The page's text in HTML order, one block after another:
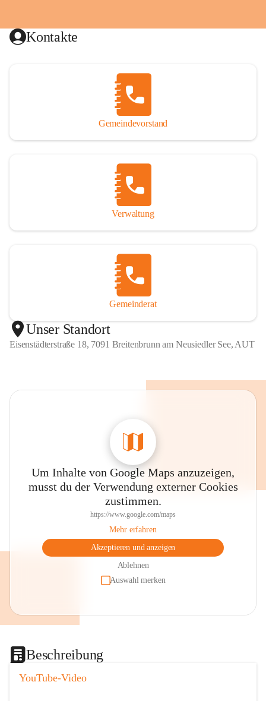
Kontakte
Gemeindevorstand
Verwaltung
Gemeinderat
Unser Standort
Eisenstädterstraße 18, 7091 Breitenbrunn am Neusiedler See, AUT
Um Inhalte von Google Maps anzuzeigen,
musst du der Verwendung externer Cookies
zustimmen.
https://www.google.com/maps
Mehr erfahren
Akzeptieren und anzeigen
Ablehnen
Auswahl merken
Beschreibung
YouTube-Video